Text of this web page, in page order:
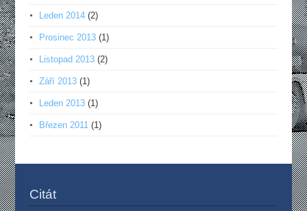
Leden 2014(2)
Prosinec 2013(1)
Listopad 2013(2)
Září 2013(1)
Leden 2013(1)
Březen 2011(1)
Citát